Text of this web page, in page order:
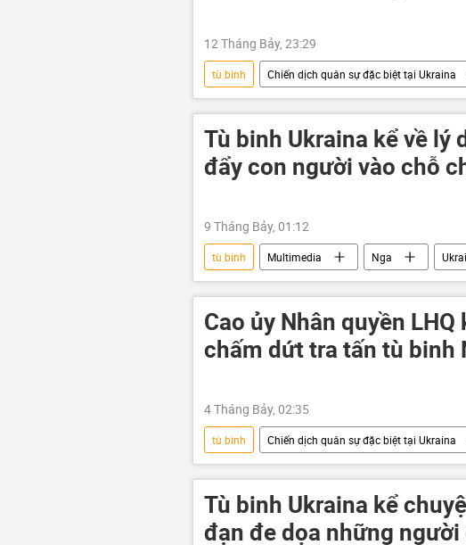
12 Tháng Bảy, 23:29
tù binh Chiến dịch quân sự đặc biệt tại Ukraina
Vladimir Putin
Chính trị Thế giới
Cuộc khủng hoảng ở Ukraina
Ukraina
Tù binh Ukraina kể về lý
đẩy con người vào chỗ
9 Tháng Bảy, 01:12
tù binh Multimedia Nga
xung đột quân sự
Thế giới Video
Cao ủy Nhân quyền
chấm dứt tra tấn tù binh
4 Tháng Bảy, 02:35
tù binh Chiến dịch quân sự đặc biệt tại Ukraina
Cuộc khủng hoảng ở Ukraina
Ukraina
xung đột
Chính trị Thế giới
Tù binh Ukraina kể
đạn đe dọa những người